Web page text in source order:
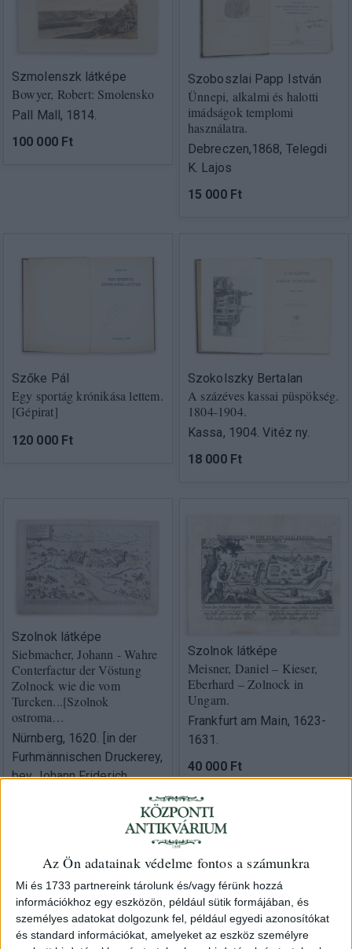
Az Ön adatainak védelme fontos a számunkra
Mi és 1733 partnereink tárolunk és/vagy férünk hozzá
információkhoz egy eszközön, például sütik formájában, és
személyes adatokat dolgozunk fel, például egyedi azonosítókat
és standard információkat, amelyeket az eszköz személyre
Szmolenszk látképe
Bowyer, Robert: Smolensko
Pall Mall, 1814.
100 000 Ft
Szoboszlai Papp István
Ünnepi, alkalmi és halotti
imádságok templomi
használatra.
Debreczen,1868, Telegdi
K. Lajos
15 000 Ft
Szőke Pál
Egy sportág krónikása lettem.
[Gépirat]
120 000 Ft
Szokolszky Bertalan
A százéves kassai püspökség.
1804-1904.
Kassa, 1904. Vitéz ny.
18 000 Ft
Szolnok látképe
Siebmacher, Johann - Wahre
Conterfactur der Vöstung
Zolnock wie die vom
Turcken...[Szolnok
ostroma…
Nürnberg, 1620. [in der
Furhmännischen Druckerey,
bey Johann Friderich
Eladva
Szolnok látképe
Meisner, Daniel – Kieser,
Eberhard – Zolnock in
Ungarn.
Frankfurt am Main, 1623-
1631.
40 000 Ft
Eladva